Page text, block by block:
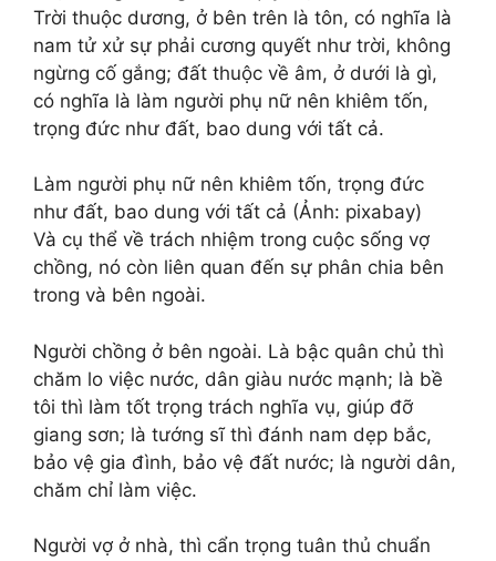
Trời thuộc dương, ở bên trên là tôn, có nghĩa là
nam tử xử sự phải cương quyết như trời, không
ngừng cố gắng; đất thuộc về âm, ở dưới là gì,
có nghĩa là làm người phụ nữ nên khiêm tốn,
trọng đức như đất, bao dung với tất cả.
Làm người phụ nữ nên khiêm tốn, trọng đức
như đất, bao dung với tất cả (Ảnh: pixabay)
Và cụ thể về trách nhiệm trong cuộc sống vợ
chồng, nó còn liên quan đến sự phân chia bên
trong và bên ngoài.
Người chồng ở bên ngoài. Là bậc quân chủ thì
chăm lo việc nước, dân giàu nước mạnh; là bề
tôi thì làm tốt trọng trách nghĩa vụ, giúp đỡ
giang sơn; là tướng sĩ thì đánh nam dẹp bắc,
bảo vệ gia đình, bảo vệ đất nước; là người dân,
chăm chỉ làm việc.
Người vợ ở nhà, thì cẩn trọng tuân thủ chuẩn